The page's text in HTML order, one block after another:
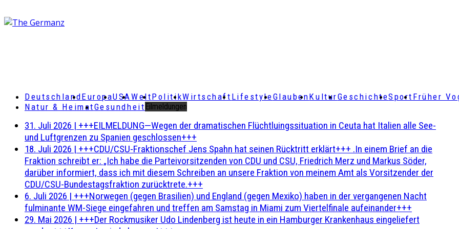
DeutschlandEuropaUSAWeltPolitikWirtschaft LifestyleGlaubenKulturGeschichteSport Früher
Natur & HeimatGesundheit Eilmeldungen
31. Juli 2026 | +++EILMELDUNG—Wegen der dramatischen Flüchtluingssituation in Ceuta hat Italien alle See-
und Luftgrenzen zu Spanien geschlossen+++
18. Juli 2026 | +++CDU/CSU-Fraktionschef Jens Spahn hat seinen Rücktritt erklärt+++ .In einem Brief an die
Fraktion schreibt er: „Ich habe die Parteivorsitzenden von CDU und CSU, Friedrich Merz und Markus Söder,
darüber informiert, dass ich mit diesem Schreiben an unsere Fraktion von meinem Amt als Vorsitzender der
CDU/CSU-Bundestagsfraktion zurücktrete.+++
6. Juli 2026 | +++Norwegen (gegen Brasilien) und England (gegen Mexiko) haben in der vergangenen Nacht
fulminante WM-Siege eingefahren und treffen am Samstag in Miami zum Viertelfinale aufeinander+++
29. Mai 2026 | +++Der Rockmusiker Udo Lindenberg ist heute in ein Hamburger Krankenhaus eingeliefert